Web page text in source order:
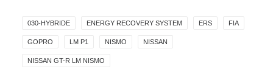
030-HYBRIDE ENERGY RECOVERY SYSTEM ERS FIA
GOPRO LM P1 NISMO NISSAN
NISSAN GT-R LM NISMO